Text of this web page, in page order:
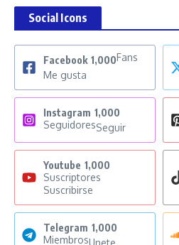
Social Icons
Facebook 1,000Fans
Me gusta
Instagram 1,000
SeguidoresSeguir
Youtube 1,000
Suscriptores
Suscribirse
Telegram 1,000
Miembros